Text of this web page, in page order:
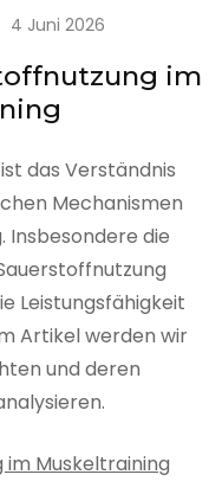
4 Juni 2026
im
das Verständnis
Mechanismen
Insbesondere die
Leistungsfähigkeit
Artikel werden wir
und deren
Muskeltraining